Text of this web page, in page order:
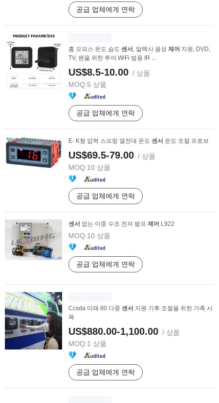
공급 업체에게 연락
홈 오피스 온도 습도 센서 , 알렉사 음성 제어 지원, DVD,
TV, 팬을 위한 투야 WiFi 범용 IR ...
US$8.5-10.00 / 상품
MOQ:5 상품
공급 업체에게 연락
E- K형 압력 스프링 열전대 온도 센서 온도 조절 프로브
US$69.5-79.00 / 상품
MOQ:10 상품
공급 업체에게 연락
센서 없는 이중 수조 전자 펌프 제어 L922
MOQ:10 상품
공급 업체에게 연락
Ccsda 미래 80 다중 센서 지원 기후 조절을 위한 가축 사
육
US$880.00-1,100.00 / 상품
MOQ:1 상품
공급 업체에게 연락